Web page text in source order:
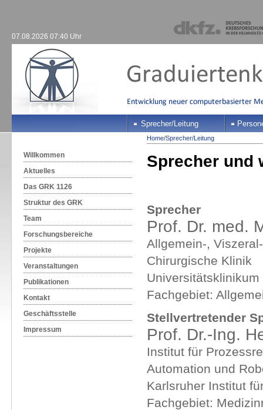
07.08.2026 07:40 Uhr
Sprecher/Leitung
Willkommen
Aktuelles
Das GRK 1126
Struktur des GRK
Team
Forschungsbereiche
Projekte
Veranstaltungen
Publikationen
Kontakt
Geschäftsstelle
Impressum
Home/Sprecher/Leitung
Sprecher und
Sprecher
Prof. Dr. med.
Allgemein-,
Chirurgische Klinik
Universitätsklinikum
Fachgebiet:
Stellvertretender
Prof. Dr.-Ing.
Institut für
Automation und
Karlsruher Institut
Fachgebiet: